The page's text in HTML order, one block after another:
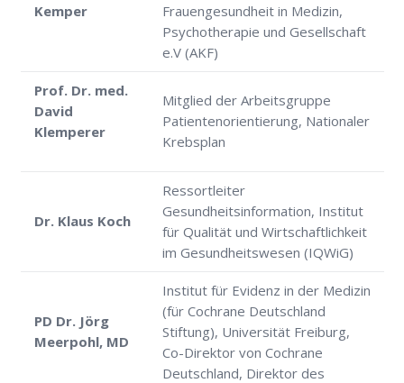
Kemper
Frauengesundheit in Medizin,
Psychotherapie und Gesellschaft
e.V (AKF)
Prof. Dr. med.
David
Klemperer
Mitglied der Arbeitsgruppe
Patientenorientierung, Nationaler
Krebsplan
Dr. Klaus Koch
Ressortleiter
Gesundheitsinformation, Institut
für Qualität und Wirtschaftlichkeit
im Gesundheitswesen (IQWiG)
PD Dr. Jörg
Meerpohl, MD
Institut für Evidenz in der Medizin
(für Cochrane Deutschland
Stiftung), Universität Freiburg,
Co-Direktor von Cochrane
Deutschland, Direktor des